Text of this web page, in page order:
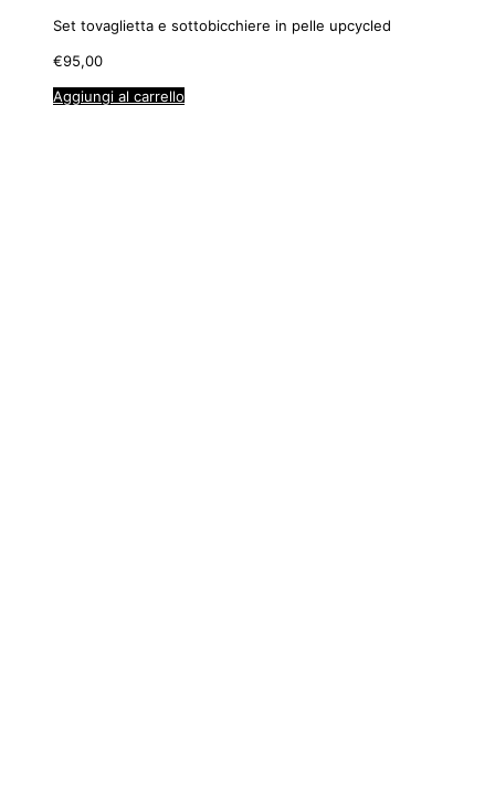
Set tovaglietta e sottobicchiere in pelle upcycled
€95,00
Aggiungi al carrello